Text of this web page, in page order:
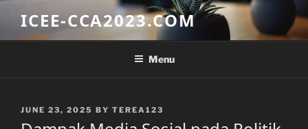
content
ICEE-CCA2023.COM
Menu
POSTED
JUNE 23, 2025 BY TEREA123